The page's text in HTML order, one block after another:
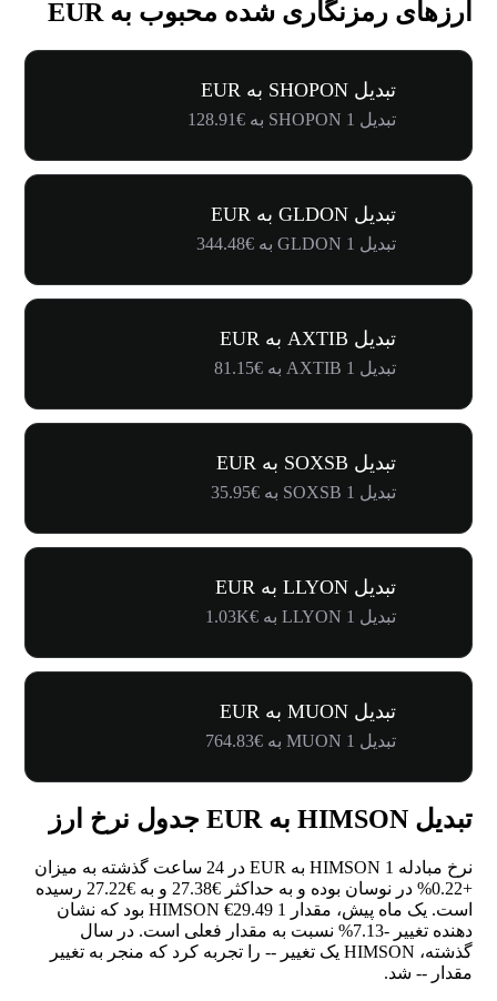
ارزهای رمزنگاری شده محبوب به EUR
تبدیل SHOPON به EUR
تبدیل 1 SHOPON به €128.91
تبدیل GLDON به EUR
تبدیل 1 GLDON به €344.48
تبدیل AXTIB به EUR
تبدیل 1 AXTIB به €81.15
تبدیل SOXSB به EUR
تبدیل 1 SOXSB به €35.95
تبدیل LLYON به EUR
تبدیل 1 LLYON به €1.03K
تبدیل MUON به EUR
تبدیل 1 MUON به €764.83
تبدیل HIMSON به EUR جدول نرخ ارز
نرخ مبادله 1 HIMSON به EUR در 24 ساعت گذشته به میزان
+0.22%
در نوسان بوده و به حداکثر €27.38 و به €27.22 رسیده
است. یک ماه پیش، مقدار 1 HIMSON €29.49 بود که نشان
دهنده تغییر -7.13%
نسبت به مقدار فعلی است. در سال
گذشته، HIMSON یک تغییر
-- را تجربه کرد که منجر به تغییر
مقدار -- شد.